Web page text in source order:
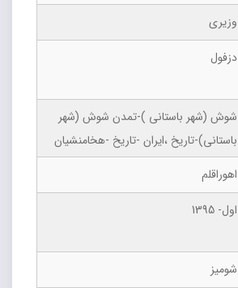
وزیری
دزفول
شوش (شهر باستانی )-تمدن شوش (شهر
باستانی)-تاریخ ،ایران -تاریخ -هخامنشیان
اهوراقلم
اول- 1395
شومیز